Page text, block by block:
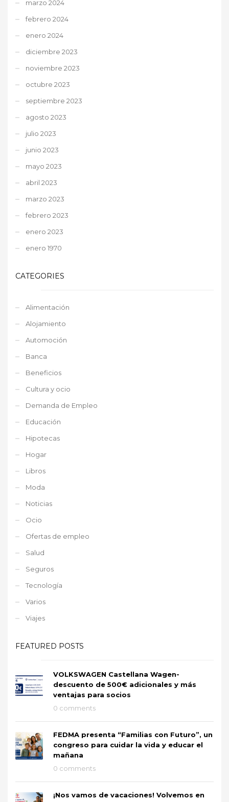
marzo 2024
febrero 2024
enero 2024
diciembre 2023
noviembre 2023
octubre 2023
septiembre 2023
agosto 2023
julio 2023
junio 2023
mayo 2023
abril 2023
marzo 2023
febrero 2023
enero 2023
enero 1970
CATEGORIES
Alimentación
Alojamiento
Automoción
Banca
Beneficios
Cultura y ocio
Demanda de Empleo
Educación
Hipotecas
Hogar
Libros
Moda
Noticias
Ocio
Ofertas de empleo
Salud
Seguros
Tecnología
Varios
Viajes
FEATURED POSTS
VOLKSWAGEN Castellana Wagen-
descuento de 500€ adicionales y más
ventajas para socios
0 comments
FEDMA presenta “Familias con Futuro”, un
congreso para cuidar la vida y educar el
mañana
0 comments
¡Nos vamos de vacaciones! Volvemos en